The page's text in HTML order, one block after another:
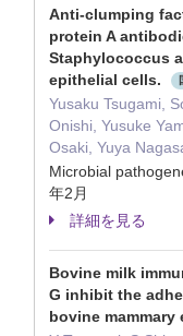
Anti-clumping
protein A
Staphylococcus
epithelial cells.
Yusaku Tsugami,
Onishi, Yusuke
Osaki, Yuya
Microbial
年2月
詳細を見る
Bovine milk
G inhibit the
bovine